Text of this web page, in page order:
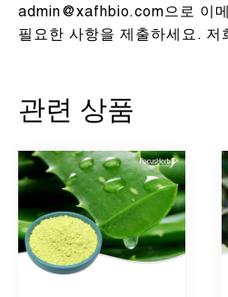
admin@xafhbio.com으로 이
필요한 사항을 제출하세요. 저
관련 상품